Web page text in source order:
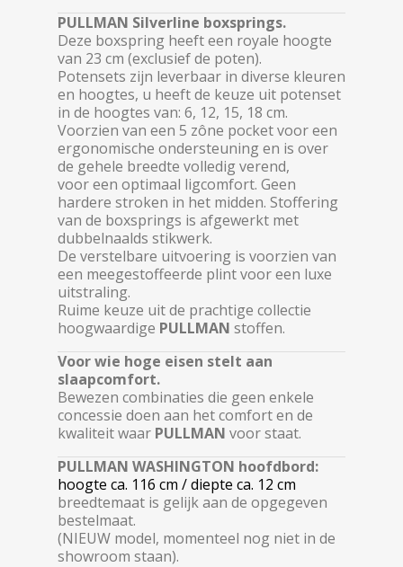
PULLMAN Silverline boxsprings.
Deze boxspring heeft een royale hoogte
van 23 cm (exclusief de poten).
Potensets zijn leverbaar in diverse kleuren
en hoogtes, u heeft de keuze uit potenset
in de hoogtes van: 6, 12, 15, 18 cm.
Voorzien van een 5 zône pocket voor een
ergonomische ondersteuning en is over
de gehele breedte volledig verend,
voor een optimaal ligcomfort. Geen
hardere stroken in het midden. Stoffering
van de boxsprings is afgewerkt met
dubbelnaalds stikwerk.
De verstelbare uitvoering is voorzien van
een meegestoffeerde plint voor een luxe
uitstraling.
Ruime keuze uit de prachtige collectie
hoogwaardige PULLMAN stoffen.
Voor wie hoge eisen stelt aan
slaapcomfort.
Bewezen combinaties die geen enkele
concessie doen aan het comfort en de
kwaliteit waar PULLMAN voor staat.
PULLMAN WASHINGTON hoofdbord:
hoogte ca. 116 cm / diepte ca. 12 cm
breedtemaat is gelijk aan de opgegeven
bestelmaat.
(NIEUW model, momenteel nog niet in de
showroom staan).